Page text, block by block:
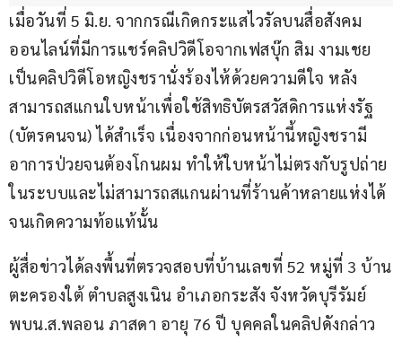
เมื่อวันที่ 5 มิ.ย. จากกรณีเกิดกระแสไวรัลบนสื่อสังคม
ออนไลน์ที่มีการแชร์คลิปวิดีโอจากเฟสบุ๊ก สิม งามเชย
เป็นคลิปวิดีโอหญิงชรานั่งร้องไห้ด้วยความดีใจ หลัง
สามารถสแกนใบหน้าเพื่อใช้สิทธิบัตรสวัสดิการแห่งรัฐ
(บัตรคนจน) ได้สำเร็จ เนื่องจากก่อนหน้านี้หญิงชรามี
อาการป่วยจนต้องโกนผม ทำให้ใบหน้าไม่ตรงกับรูปถ่าย
ในระบบและไม่สามารถสแกนผ่านที่ร้านค้าหลายแห่งได้
จนเกิดความท้อแท้นั้น
ผู้สื่อข่าวได้ลงพื้นที่ตรวจสอบที่บ้านเลขที่ 52 หมู่ที่ 3 บ้าน
ตะครองใต้ ตำบลสูงเนิน อำเภอกระสัง จังหวัดบุรีรัมย์
พบน.ส.พลอน ภาสดา อายุ 76 ปี บุคคลในคลิปดังกล่าว